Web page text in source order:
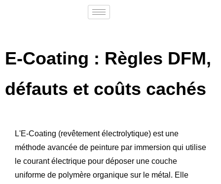
E-Coating : Règles DFM,
défauts et coûts cachés
L'E-Coating (revêtement électrolytique) est une
méthode avancée de peinture par immersion qui utilise
le courant électrique pour déposer une couche
uniforme de polymère organique sur le métal. Elle